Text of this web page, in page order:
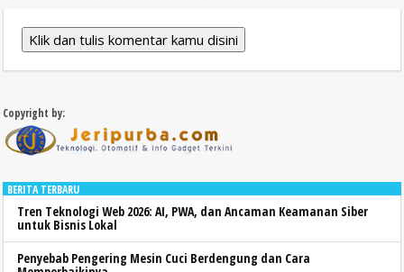
Klik dan tulis komentar kamu disini
Copyright by:
BERITA TERBARU
Tren Teknologi Web 2026: AI, PWA, dan Ancaman Keamanan Siber
untuk Bisnis Lokal
Penyebab Pengering Mesin Cuci Berdengung dan Cara